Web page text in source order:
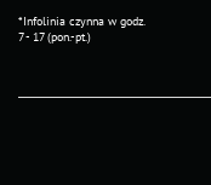
*Infolinia czynna w godz.
7 - 17 (pon.-pt.)